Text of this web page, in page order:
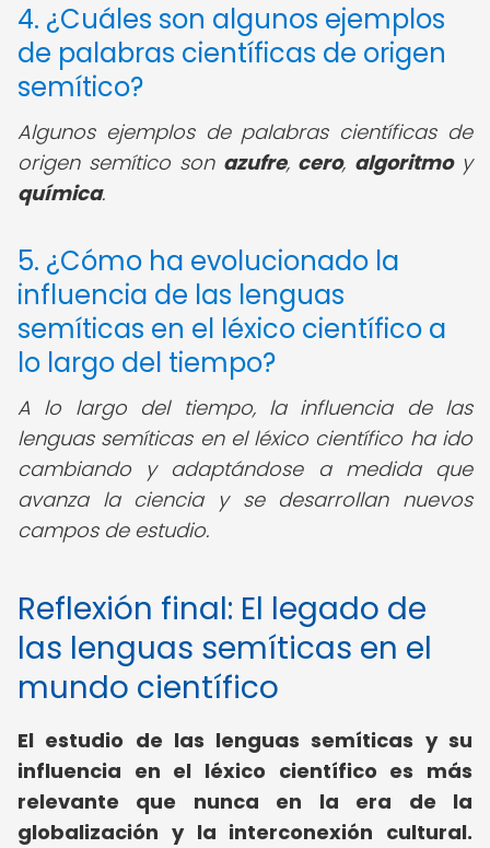
4. ¿Cuáles son algunos ejemplos
de palabras científicas de origen
semítico?
Algunos ejemplos de palabras científicas de
origen semítico son azufre, cero, algoritmoy
química.
5. ¿Cómo ha evolucionado la
influencia de las lenguas
semíticas en el léxico científico a
lo largo del tiempo?
A lo largo del tiempo, la influencia de las
lenguas semíticas en el léxico científico ha ido
cambiando y adaptándose a medida que
avanza la ciencia y se desarrollan nuevos
campos de estudio.
Reflexión final: El legado de
las lenguas semíticas en el
mundo científico
El estudio de las lenguas semíticas y su
influencia en el léxico científico es más
relevante que nunca en la era de la
globalización y la interconexión cultural.